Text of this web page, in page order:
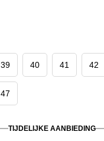
39 40 41 42
47
TIJDELIJKE AANBIEDING